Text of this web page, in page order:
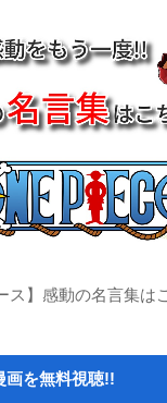
ス】感動の名言集は
画を無料視聴!!